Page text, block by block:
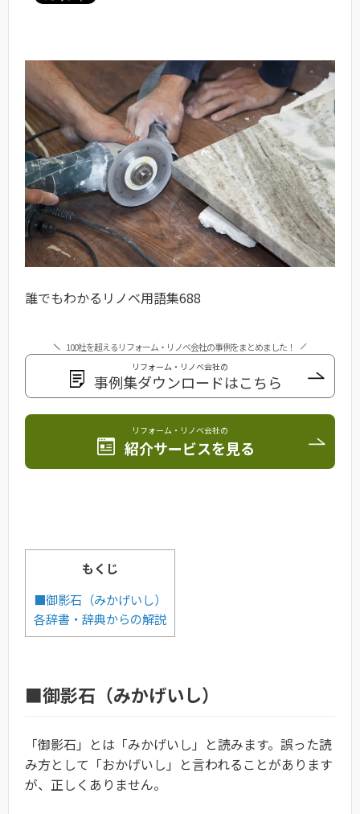
誰でもわかるリノベ用語集688
100社を超えるリフォーム・リノベ会社の事例をまとめました！
リフォーム・リノベ会社の
事例集ダウンロードはこちら
リフォーム・リノベ会社の
紹介サービスを見る
もくじ
■御影石（みかげいし）
各辞書・辞典からの解説
■御影石（みかげいし）
「御影石」とは「みかげいし」と読みます。 誤った読
み方として「おかげいし」と言われることがあります
が、正しくありません。